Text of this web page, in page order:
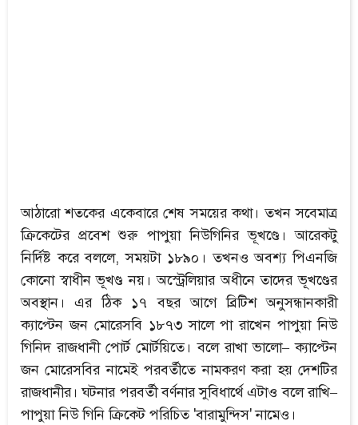
আঠারো শতকের একেবারে শেষ সময়ের কথা। তখন সবেমাত্র
ক্রিকেটের প্রবেশ শুরু পাপুয়া নিউগিনির ভূখণ্ডে। আরেকটু
নির্দিষ্ট করে বললে, সময়টা ১৮৯০। তখনও অবশ্য পিএনজি
কোনো স্বাধীন ভূখণ্ড নয়। অস্ট্রেলিয়ার অধীনে তাদের ভূখণ্ডের
অবস্থান। এর ঠিক ১৭ বছর আগে ব্রিটিশ অনুসন্ধানকারী
ক্যাপ্টেন জন মোরেসবি ১৮৭৩ সালে পা রাখেন পাপুয়া নিউ
গিনিদ রাজধানী পোর্ট মোর্টয়িতে। বলে রাখা ভালো– ক্যাপ্টেন
জন মোরেসবির নামেই পরবর্তীতে নামকরণ করা হয় দেশটির
রাজধানীর। ঘটনার পরবর্তী বর্ণনার সুবিধার্থে এটাও বলে রাখি–
পাপুয়া নিউ গিনি ক্রিকেট পরিচিত 'বারামুন্দিস' নামেও।